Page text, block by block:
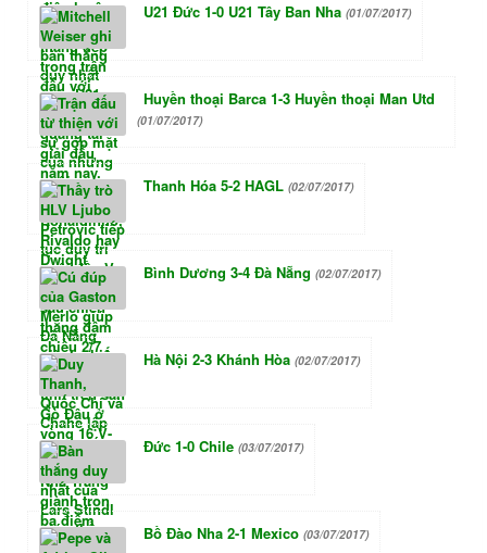
U21 Đức 1-0 U21 Tây Ban Nha (01/07/2017)
Huyền thoại Barca 1-3 Huyền thoại Man Utd
(01/07/2017)
Thanh Hóa 5-2 HAGL (02/07/2017)
Bình Dương 3-4 Đà Nẵng (02/07/2017)
Hà Nội 2-3 Khánh Hòa (02/07/2017)
Đức 1-0 Chile (03/07/2017)
Bồ Đào Nha 2-1 Mexico (03/07/2017)